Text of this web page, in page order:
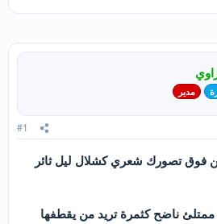
مدير
#1
فوق تصورك شعري كشلال ليل ثائر
ناضح كثمرة تريد من يقطفها